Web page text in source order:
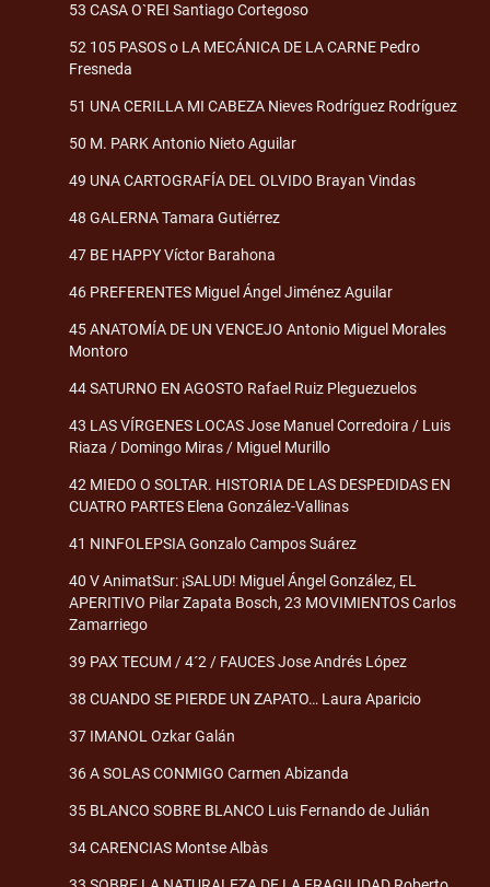
53 CASA O`REI Santiago Cortegoso
52 105 PASOS o LA MECÁNICA DE LA CARNE Pedro
Fresneda
51 UNA CERILLA MI CABEZA Nieves Rodríguez Rodríguez
50 M. PARK Antonio Nieto Aguilar
49 UNA CARTOGRAFÍA DEL OLVIDO Brayan Vindas
48 GALERNA Tamara Gutiérrez
47 BE HAPPY Víctor Barahona
46 PREFERENTES Miguel Ángel Jiménez Aguilar
45 ANATOMÍA DE UN VENCEJO Antonio Miguel Morales
Montoro
44 SATURNO EN AGOSTO Rafael Ruiz Pleguezuelos
43 LAS VÍRGENES LOCAS Jose Manuel Corredoira / Luis
Riaza / Domingo Miras / Miguel Murillo
42 MIEDO O SOLTAR. HISTORIA DE LAS DESPEDIDAS EN
CUATRO PARTES Elena González-Vallinas
41 NINFOLEPSIA Gonzalo Campos Suárez
40 V AnimatSur: ¡SALUD! Miguel Ángel González, EL
APERITIVO Pilar Zapata Bosch, 23 MOVIMIENTOS Carlos
Zamarriego
39 PAX TECUM / 4´2 / FAUCES Jose Andrés López
38 CUANDO SE PIERDE UN ZAPATO… Laura Aparicio
37 IMANOL Ozkar Galán
36 A SOLAS CONMIGO Carmen Abizanda
35 BLANCO SOBRE BLANCO Luis Fernando de Julián
34 CARENCIAS Montse Albàs